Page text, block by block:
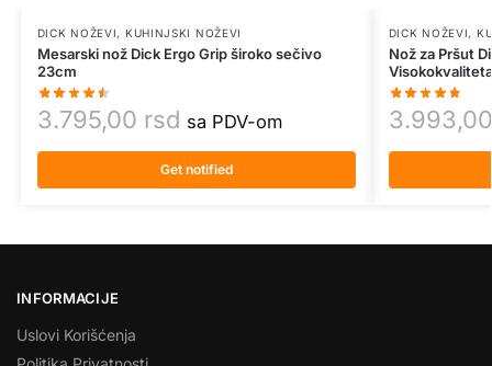
DICK NOŽEVI, KUHINJSKI NOŽEVI
Mesarski nož Dick Ergo Grip široko sečivo
23cm
3.795,00 rsd sa PDV-om
Get notified
DICK NOŽEVI,
Nož za Pršut
INFORMACIJE
Uslovi Korišćenja